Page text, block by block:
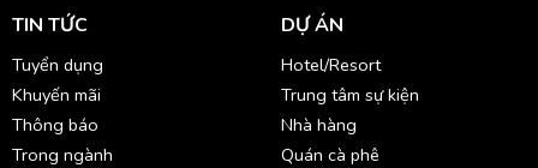
TIN TỨC
Tuyển dụng
Khuyến mãi
Thông báo
Trong ngành
DỰ ÁN
Hotel/Resort
Trung tâm sự kiện
Nhà hàng
Quán cà phê